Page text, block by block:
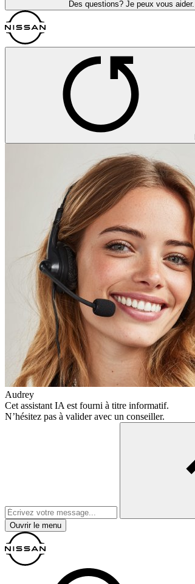
Des questions? Je peux vous aider.
Audrey
Cet assistant IA est fourni à titre informatif.
N’hésitez pas à valider avec un conseiller.
Ouvrir le menu